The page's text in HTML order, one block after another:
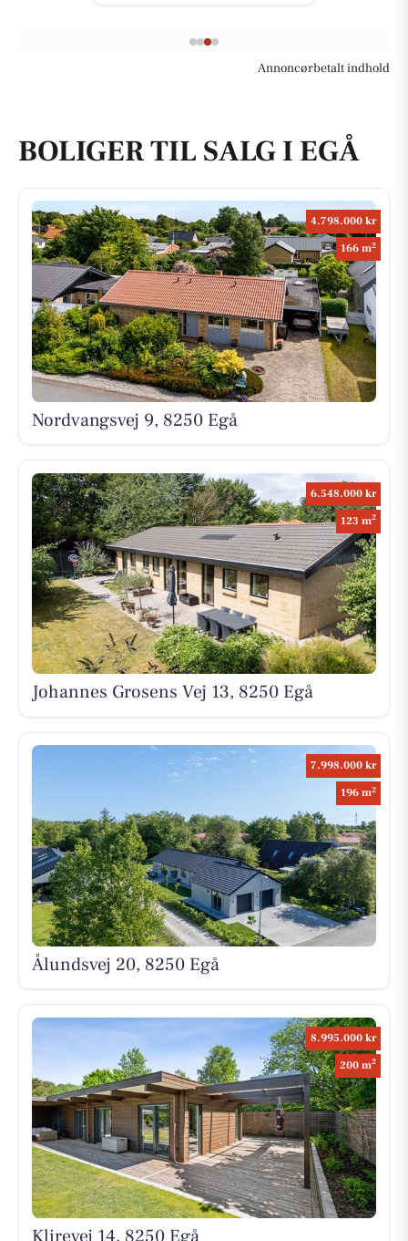
Annoncørbetalt indhold
BOLIGER TIL SALG I EGÅ
4.798.000 kr
166 m2
Nordvangsvej 9, 8250 Egå
6.548.000 kr
123 m2
Johannes Grosens Vej 13, 8250 Egå
7.998.000 kr
196 m2
Ålundsvej 20, 8250 Egå
8.995.000 kr
200 m2